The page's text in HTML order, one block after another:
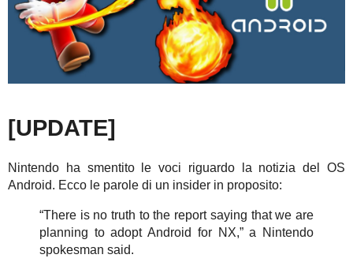
[UPDATE]
Nintendo ha smentito le voci riguardo la notizia del OS
Android. Ecco le parole di un insider in proposito:
“There is no truth to the report saying that we are
planning to adopt Android for NX,” a Nintendo
spokesman said.